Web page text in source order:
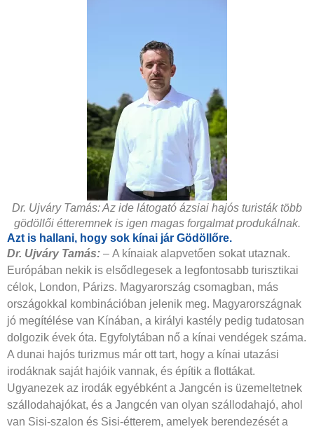
Dr. Ujváry Tamás: Az ide látogató ázsiai hajós turisták több
gödöllői étteremnek is igen magas forgalmat produkálnak.
Azt is hallani, hogy sok kínai jár Gödöllőre.
Dr. Ujváry Tamás: – A kínaiak alapvetően sokat utaznak.
Európában nekik is elsődlegesek a legfontosabb turisztikai
célok, London, Párizs. Magyarország csomagban, más
országokkal kombinációban jelenik meg. Magyarországnak
jó megítélése van Kínában, a királyi kastély pedig tudatosan
dolgozik évek óta. Egyfolytában nő a kínai vendégek száma.
A dunai hajós turizmus már ott tart, hogy a kínai utazási
irodáknak saját hajóik vannak, és építik a flottákat.
Ugyanezek az irodák egyébként a Jangcén is üzemeltetnek
szállodahajókat, és a Jangcén van olyan szállodahajó, ahol
van Sisi-szalon és Sisi-étterem, amelyek berendezését a